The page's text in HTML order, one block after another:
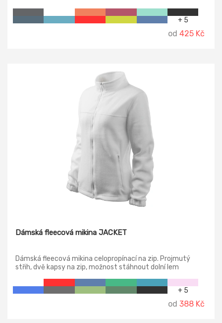
+ 5
od 425 Kč
Dámská fleecová mikina JACKET
Dámská fleecová mikina celopropínací na zip. Projmutý
střih, dvě kapsy na zip, možnost stáhnout dolní lem
+ 5
od 388 Kč